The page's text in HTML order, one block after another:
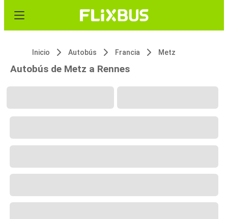
Inicio Autobús Francia Metz
Autobús de Metz a Rennes